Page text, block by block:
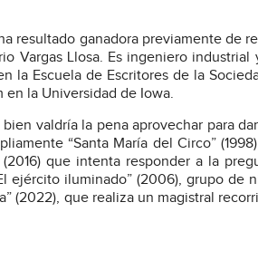
resultado ganadora previamente de
Vargas Llosa. Es ingeniero industrial
la Escuela de Escritores de la
en la Universidad de Iowa.
valdría la pena aprovechar para
“Santa María del Circo”
que intenta responder a la
ejército iluminado” (2006), grupo de
(2022), que realiza un magistral